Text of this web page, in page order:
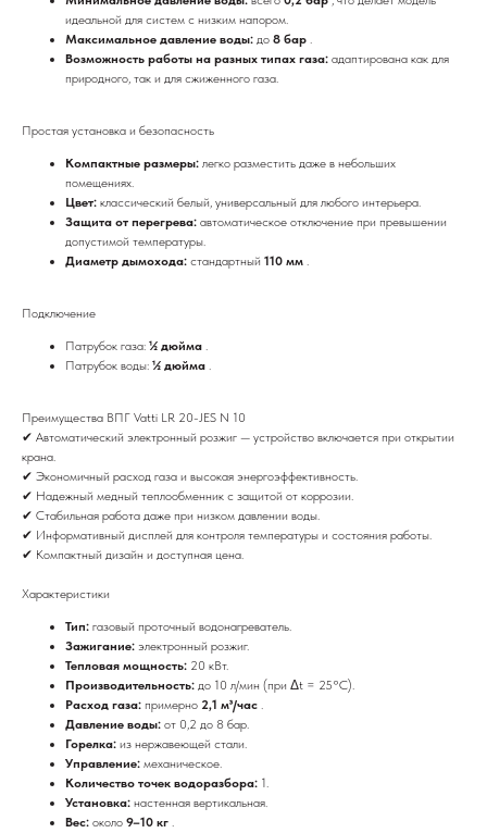
идеальной для систем с низким напором.
Максимальное давление воды: до 8 бар .
Возможность работы на разных типах газа: адаптирована как для
природного, так и для сжиженного газа.
Простая установка и безопасность
Компактные размеры: легко разместить даже в небольших
помещениях.
Цвет: классический белый, универсальный для любого интерьера.
Защита от перегрева: автоматическое отключение при превышении
допустимой температуры.
Диаметр дымохода: стандартный 110 мм .
Подключение
Патрубок газа: ½ дюйма .
Патрубок воды: ½ дюйма .
Преимущества ВПГ Vatti LR 20-JES N 10
✔ Автоматический электронный розжиг — устройство включается при открытии
крана.
✔ Экономичный расход газа и высокая энергоэффективность.
✔ Надежный медный теплообменник с защитой от коррозии.
✔ Стабильная работа даже при низком давлении воды.
✔ Информативный дисплей для контроля температуры и состояния работы.
✔ Компактный дизайн и доступная цена.
Характеристики
Тип: газовый проточный водонагреватель.
Зажигание: электронный розжиг.
Тепловая мощность: 20 кВт.
Производительность: до 10 л/мин (при Δt = 25°C).
Расход газа: примерно 2,1 м³/час .
Давление воды: от 0,2 до 8 бар.
Горелка: из нержавеющей стали.
Управление: механическое.
Количество точек водоразбора: 1.
Установка: настенная вертикальная.
Вес: около 9–10 кг .